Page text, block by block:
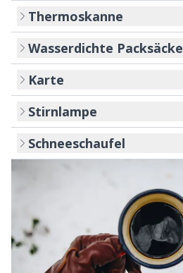
Thermoskanne
Wasserdichte Packsäcke
Karte
Stirnlampe
Schneeschaufel